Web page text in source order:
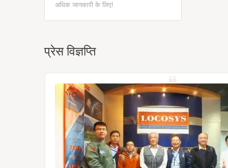
अधिक जानकारी के लिए!
प्रेस विज्ञप्ति